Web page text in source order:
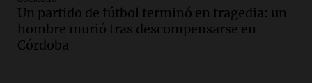
Audio.Casabindo se prepara para una
celebración única: 30.000 turistas y el
tradicional Toreo de la Vincha
Un partido de fútbol terminó en tragedia: un
hombre murió tras descompensarse en
Córdoba